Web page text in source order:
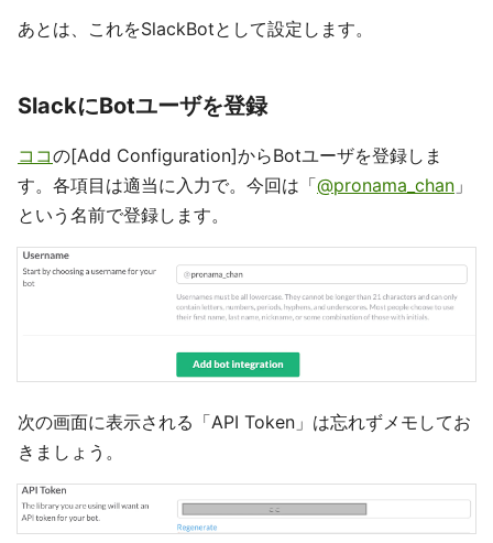
あとは、これをSlackBotとして設定します。
SlackにBotユーザを登録
ココの[Add Configuration]からBotユーザを登録しま
す。各項目は適当に入力で。今回は「@pronama_chan 」
という名前で登録します。
次の画面に表示される「API Token」は忘れずメモしてお
きましょう。